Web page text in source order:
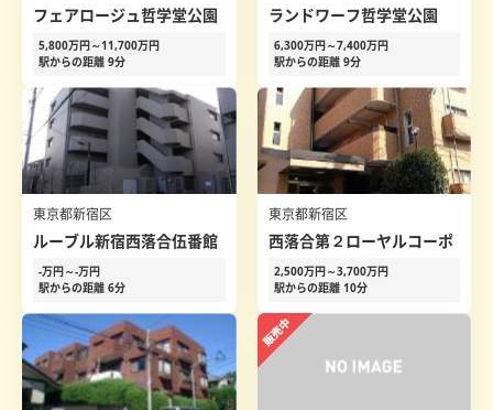
フェアロージュ哲学堂公園
5,800万円～11,700万円
駅からの距離 9分
ランドワーフ哲学堂公園
6,300万円～7,400万円
駅からの距離 9分
東京都新宿区
ルーブル新宿西落合伍番館
-万円～-万円
駅からの距離 6分
東京都新宿区
西落合第２ローヤルコーポ
2,500万円～3,700万円
駅からの距離 10分